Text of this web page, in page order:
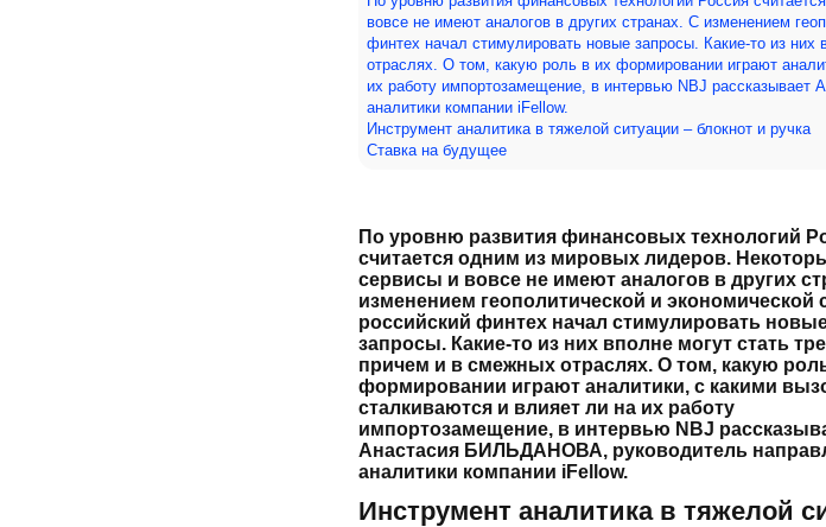
вовсе не имеют аналогов в других странах. С изменением
финтех начал стимулировать новые запросы. Какие-то из
отраслях. О том, какую роль в их формировании играют
их работу импортозамещение, в интервью NBJ
аналитики компании iFellow.
Инструмент аналитика в тяжелой ситуации – блокнот и ручка
Ставка на будущее
По уровню развития финансовых технологий
считается одним из мировых лидеров.
сервисы и вовсе не имеют аналогов в других
изменением геополитической и экономической
российский финтех начал стимулировать
запросы. Какие-то из них вполне могут стать
причем и в смежных отраслях. О том, какую
формировании играют аналитики, с какими
сталкиваются и влияет ли на их работу
импортозамещение, в интервью NBJ
Анастасия БИЛЬДАНОВА, руководитель
аналитики компании iFellow.
Инструмент аналитика в тяжелой